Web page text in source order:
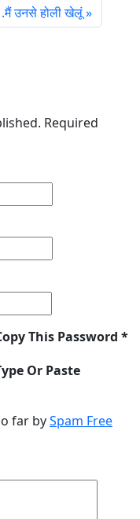
.मैं उनसे होली खेलूं
Required
This Password *
Or Paste
far bySpam Free